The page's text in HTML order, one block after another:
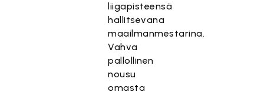
liigapisteensä
hallitsevana
maailmanmestarina.
Vahva
pallollinen
nousu
omasta